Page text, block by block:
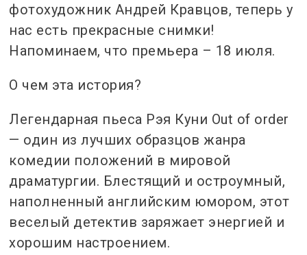
фотохудожник Андрей Кравцов, теперь у
нас есть прекрасные снимки!
Напоминаем, что премьера – 18 июля.
О чем эта история?
Легендарная пьеса Рэя Куни Out of order
— один из лучших образцов жанра
комедии положений в мировой
драматургии. Блестящий и остроумный,
наполненный английским юмором, этот
веселый детектив заряжает энергией и
хорошим настроением.